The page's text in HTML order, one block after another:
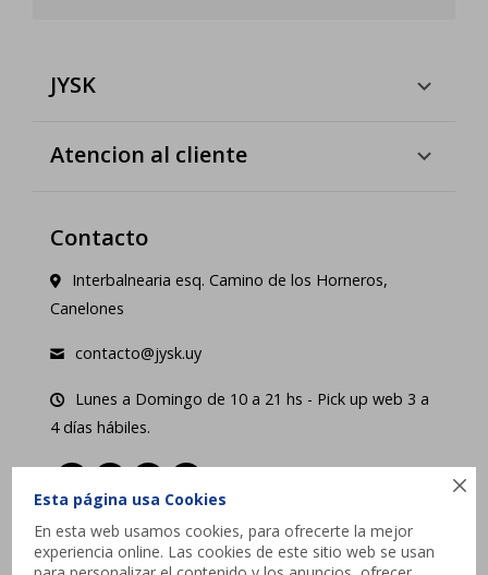

Esta página usa Cookies
En esta web usamos cookies, para ofrecerte la mejor
experiencia online. Las cookies de este sitio web se usan
JYSK
Atencion al cliente
Contacto
Interbalnearia esq. Camino de los Horneros,
Canelones
contacto@jysk.uy
Lunes a Domingo de 10 a 21 hs - Pick up web 3 a
4 días hábiles.